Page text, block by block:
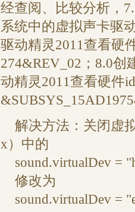
经查阅、比较分析，
系统中的虚拟声卡驱
驱动精灵2011查看硬
274&REV_02 ；8.0
动精灵2011查看硬件
解决方法：关闭虚
x）中的
sound.virtualDev =
修改为
sound.virtualDev =